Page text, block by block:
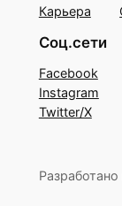
Карьера
Соц.сети
Facebook
Instagram
Twitter/X
Разработано